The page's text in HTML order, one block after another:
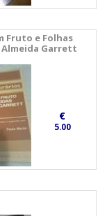
Fruto e Folhas
Almeida Garrett
€
5.00